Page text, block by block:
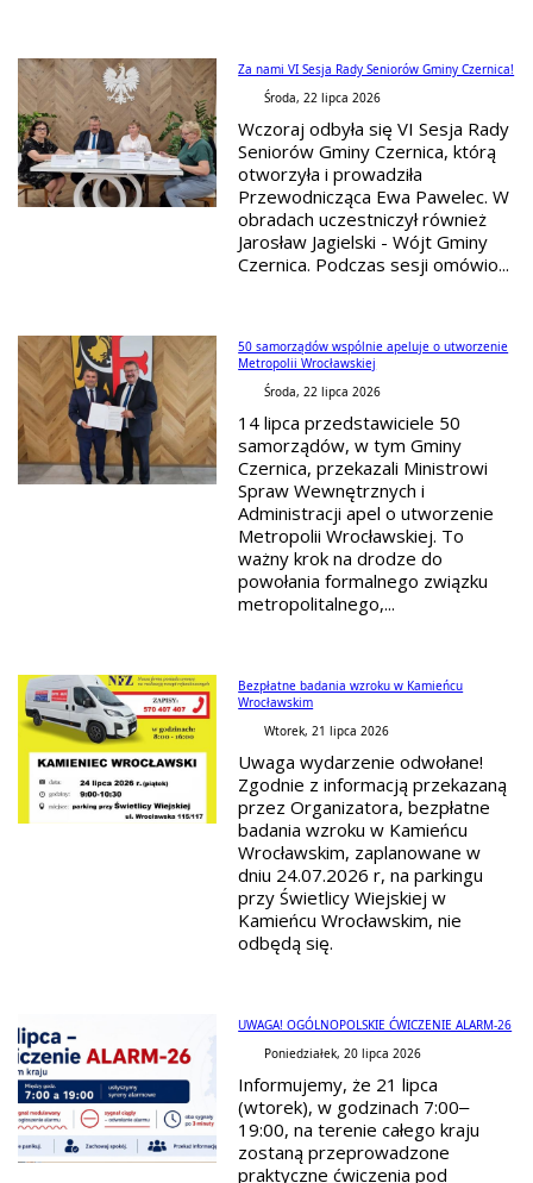
Za nami VI Sesja Rady Seniorów Gminy Czernica!
Środa, 22 lipca 2026
Wczoraj odbyła się VI Sesja Rady
Seniorów Gminy Czernica, którą
otworzyła i prowadziła
Przewodnicząca Ewa Pawelec. W
obradach uczestniczył również
Jarosław Jagielski - Wójt Gminy
Czernica. Podczas sesji omówio...
50 samorządów wspólnie apeluje o utworzenie
Metropolii Wrocławskiej
Środa, 22 lipca 2026
14 lipca przedstawiciele 50
samorządów, w tym Gminy
Czernica, przekazali Ministrowi
Spraw Wewnętrznych i
Administracji apel o utworzenie
Metropolii Wrocławskiej. To
ważny krok na drodze do
powołania formalnego związku
metropolitalnego,...
Bezpłatne badania wzroku w Kamieńcu
Wrocławskim
Wtorek, 21 lipca 2026
Uwaga wydarzenie odwołane!
Zgodnie z informacją przekazaną
przez Organizatora, bezpłatne
badania wzroku w Kamieńcu
Wrocławskim, zaplanowane w
dniu 24.07.2026 r, na parkingu
przy Świetlicy Wiejskiej w
Kamieńcu Wrocławskim, nie
odbędą się.
UWAGA! OGÓLNOPOLSKIE ĆWICZENIE ALARM-26
Poniedziałek, 20 lipca 2026
Informujemy, że 21 lipca
(wtorek), w godzinach 7:00–
19:00, na terenie całego kraju
zostaną przeprowadzone
praktyczne ćwiczenia pod